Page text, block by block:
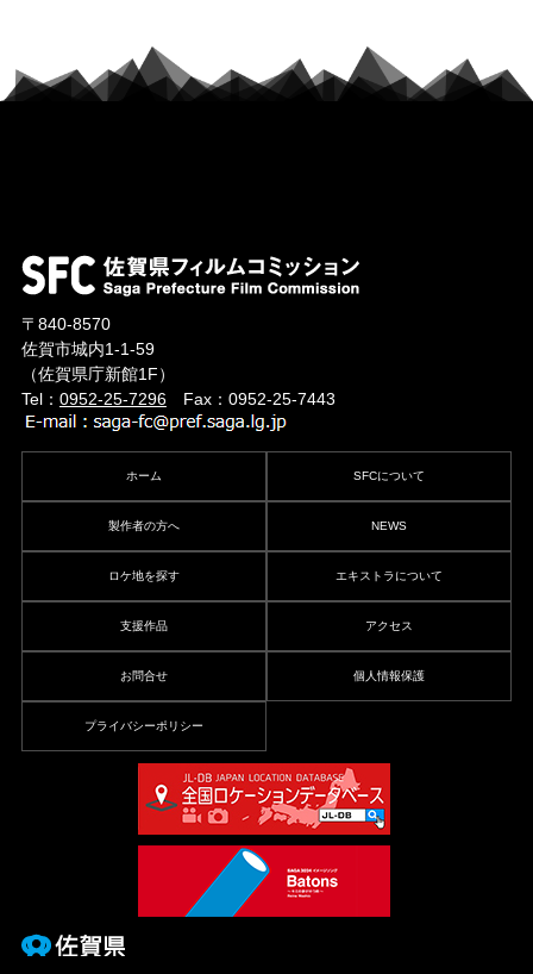
〒840-8570
佐賀市城内1-1-59
（佐賀県庁新館1F）
Tel： 0952-25-7296Fax：0952-25-7443
ホーム SFCについて
製作者の方へ NEWS
ロケ地を探す エキストラについて
支援作品 アクセス
お問合せ 個人情報保護
プライバシーポリシー